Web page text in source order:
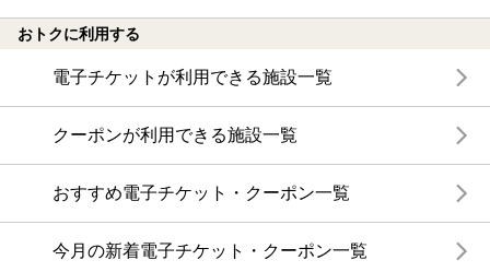
おトクに利用する
電子チケットが利用できる施設一覧
クーポンが利用できる施設一覧
おすすめ電子チケット・クーポン一覧
今月の新着電子チケット・クーポン一覧